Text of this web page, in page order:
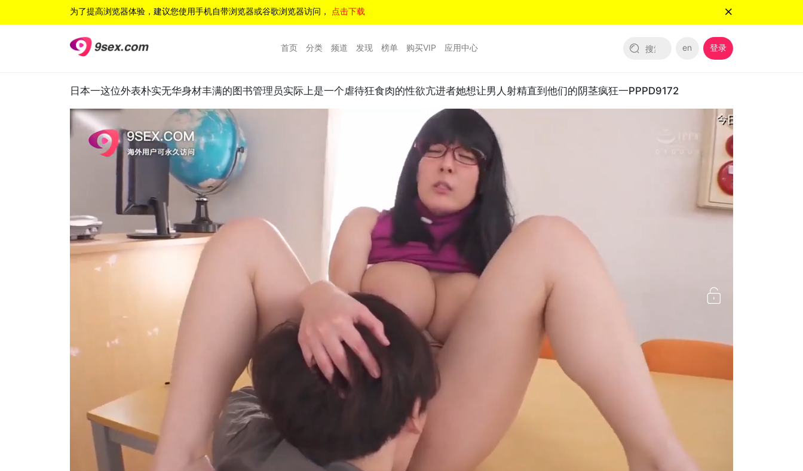
为了提高浏览器体验，建议您使用手机自带浏览器或谷歌浏览器访问， 点击下载
首页 分类 频道 发现 榜单 购买VIP 应用中心 en 登录
日本一这位外表朴实无华身材丰满的图书管理员实际上是一个虐待狂食肉的性欲亢进者她想让男人射精直到他们的阴茎疯狂一PPPD9172